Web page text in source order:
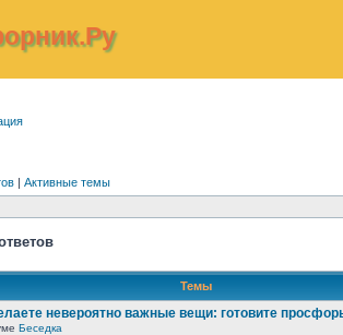
| Активные темы
Темы
невероятно важные вещи: готовите
Беседка